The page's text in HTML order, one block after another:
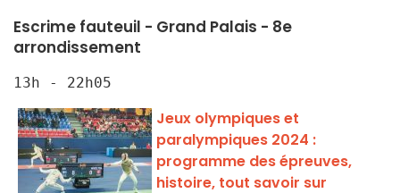
Escrime fauteuil - Grand Palais - 8e
arrondissement
13h - 22h05
Jeux olympiques et
paralympiques 2024 :
programme des épreuves,
histoire, tout savoir sur